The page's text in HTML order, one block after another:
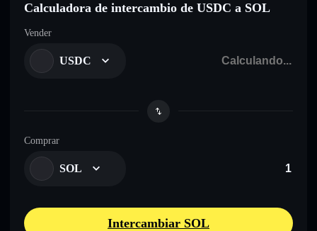
Calculadora de intercambio de USDC a SOL
Vender
USDC
Comprar
SOL
Intercambiar SOL